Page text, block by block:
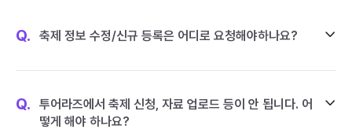
Q. 축제 정보 수정/신규 등록은 어디로 요청해야하나요?
Q.
투어라즈에서 축제 신청, 자료 업로드 등이 안 됩니다. 어
떻게 해야 하나요?